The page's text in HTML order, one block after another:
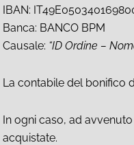
IBAN:
Banca: BANCO BPM
Causale: “ID Ordine –
La contabile del bonifico
In ogni caso, ad
acquistate.